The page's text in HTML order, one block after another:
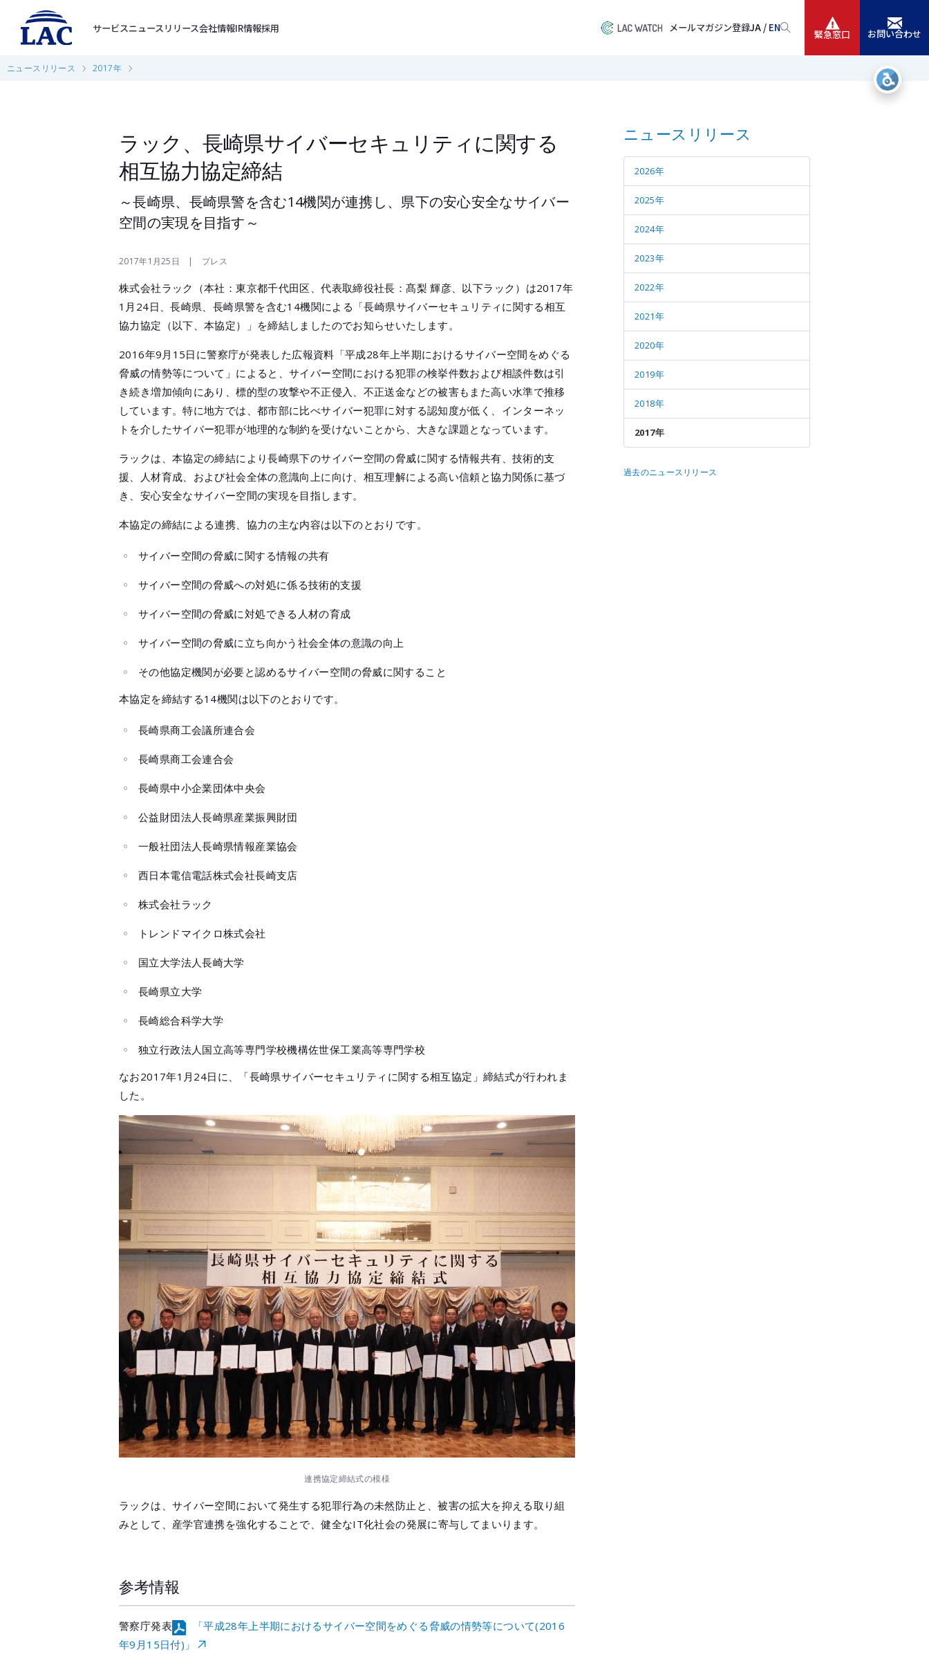
サービスニュースリリース会社情報IR情報採用 メールマガジン登録JA / EN 緊急窓口 お問い合わせ
会社情報
採用
ニュースリリース 2017年
ラック、長崎県サイバーセキュリティに関する
相互協力協定締結
～長崎県、長崎県警を含む14機関が連携し、県下の安心安全なサイバー
空間の実現を目指す～
2017年1月25日 | プレス
株式会社ラック（本社：東京都千代田区、代表取締役社長：髙梨 輝彦、以下ラック）は2017年
1月24日、長崎県、長崎県警を含む14機関による「長崎県サイバーセキュリティに関する相互
協力協定（以下、本協定）」を締結しましたのでお知らせいたします。
2016年9月15日に警察庁が発表した広報資料「平成28年上半期におけるサイバー空間をめぐる
脅威の情勢等について」によると、サイバー空間における犯罪の検挙件数および相談件数は引
き続き増加傾向にあり、標的型の攻撃や不正侵入、不正送金などの被害もまた高い水準で推移
しています。特に地方では、都市部に比べサイバー犯罪に対する認知度が低く、インターネッ
トを介したサイバー犯罪が地理的な制約を受けないことから、大きな課題となっています。
ラックは、本協定の締結により長崎県下のサイバー空間の脅威に関する情報共有、技術的支
援、人材育成、および社会全体の意識向上に向け、相互理解による高い信頼と協力関係に基づ
き、安心安全なサイバー空間の実現を目指します。
本協定の締結による連携、協力の主な内容は以下のとおりです。
サイバー空間の脅威に関する情報の共有
サイバー空間の脅威への対処に係る技術的支援
サイバー空間の脅威に対処できる人材の育成
サイバー空間の脅威に立ち向かう社会全体の意識の向上
その他協定機関が必要と認めるサイバー空間の脅威に関すること
本協定を締結する14機関は以下のとおりです。
長崎県商工会議所連合会
長崎県商工会連合会
長崎県中小企業団体中央会
公益財団法人長崎県産業振興財団
一般社団法人長崎県情報産業協会
西日本電信電話株式会社長崎支店
株式会社ラック
トレンドマイクロ株式会社
国立大学法人長崎大学
長崎県立大学
長崎総合科学大学
独立行政法人国立高等専門学校機構佐世保工業高等専門学校
なお2017年1月24日に、「長崎県サイバーセキュリティに関する相互協定」締結式が行われま
した。
連携協定締結式の模様
ラックは、サイバー空間において発生する犯罪行為の未然防止と、被害の拡大を抑える取り組
みとして、産学官連携を強化することで、健全なIT化社会の発展に寄与してまいります。
参考情報
警察庁発表
「平成28年上半期におけるサイバー空間をめぐる脅威の情勢等について(2016
年9月15日付)」
ニュースリリース
2026年
2025年
2024年
2023年
2022年
2021年
2020年
2019年
2018年
2017年
過去のニュースリリース